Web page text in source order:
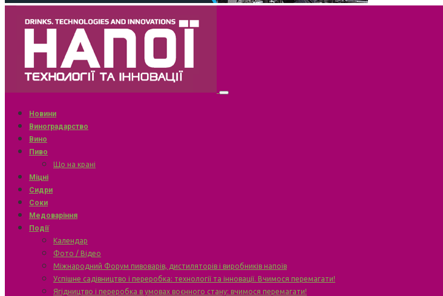
Новини
Виноградарство
Вино
Пиво
Що на крані
Міцні
Сидри
Соки
Медоваріння
Події
Календар
Фото / Відео
Міжнародний Форум пивоварів, дистиляторів і виробників напоїв
Успішне садівництво і переробка: технології та інновації. Вчимося перемагати!
Ягідництво і переробка в умовах воєнного стану: вчимося перемагати!